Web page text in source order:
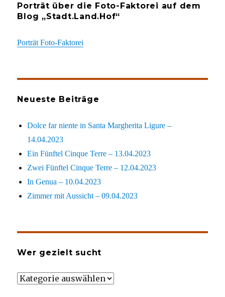
Porträt über die Foto-Faktorei auf dem
Blog „Stadt.Land.Hof“
Porträt Foto-Faktorei
Neueste Beiträge
Dolce far niente in Santa Margherita Ligure –
14.04.2023
Ein Fünftel Cinque Terre – 13.04.2023
Zwei Fünftel Cinque Terre – 12.04.2023
In Genua – 10.04.2023
Zimmer mit Aussicht – 09.04.2023
Wer gezielt sucht
Wer